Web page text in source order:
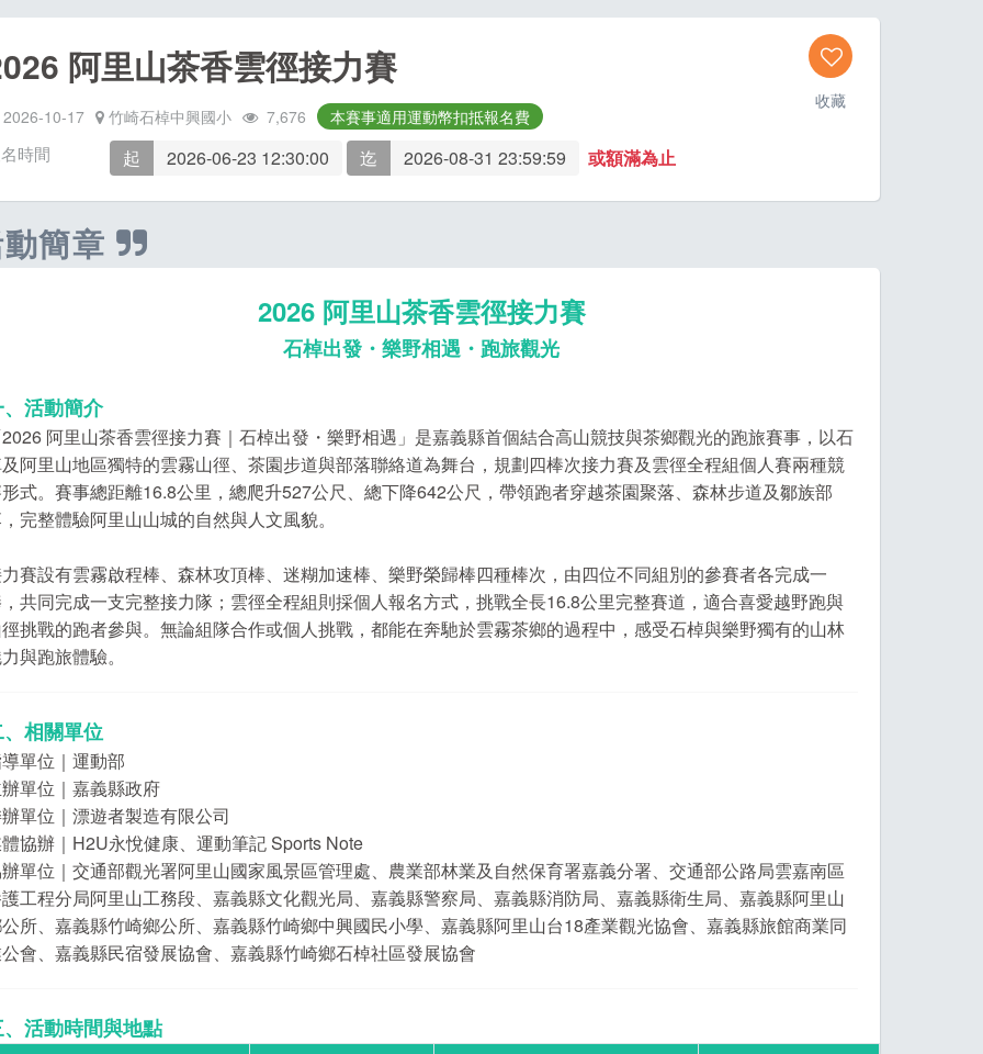
收藏
阿里山茶香雲徑接力賽
2026-10-17 竹崎石棹中興國小 7,676 本賽事適用運動幣扣抵報名費
時間 起 2026-06-23 12:30:00 迄 2026-08-31 23:59:59 或額滿為止
簡章
2026 阿里山茶香雲徑接力賽
石棹出發・樂野相遇・跑旅觀光
活動簡介
阿里山茶香雲徑接力賽｜石棹出發・樂野相遇」是嘉義縣首個結合高山競技與茶鄉觀光的跑旅賽事，以石
阿里山地區獨特的雲霧山徑、茶園步道與部落聯絡道為舞台，規劃四棒次接力賽及雲徑全程組個人賽兩種競
式。賽事總距離16.8公里，總爬升527公尺、總下降642公尺，帶領跑者穿越茶園聚落、森林步道及鄒族部
完整體驗阿里山山城的自然與人文風貌。
賽設有雲霧啟程棒、森林攻頂棒、迷糊加速棒、樂野榮歸棒四種棒次，由四位不同組別的參賽者各完成一
共同完成一支完整接力隊；雲徑全程組則採個人報名方式，挑戰全長16.8公里完整賽道，適合喜愛越野跑與
挑戰的跑者參與。無論組隊合作或個人挑戰，都能在奔馳於雲霧茶鄉的過程中，感受石棹與樂野獨有的山林
與跑旅體驗。
相關單位
單位｜運動部
單位｜嘉義縣政府
單位｜漂遊者製造有限公司
協辦｜H2U永悅健康、運動筆記 Sports Note
單位｜交通部觀光署阿里山國家風景區管理處、農業部林業及自然保育署嘉義分署、交通部公路局雲嘉南區
工程分局阿里山工務段、嘉義縣文化觀光局、嘉義縣警察局、嘉義縣消防局、嘉義縣衛生局、嘉義縣阿里山
所、嘉義縣竹崎鄉公所、嘉義縣竹崎鄉中興國民小學、嘉義縣阿里山台18產業觀光協會、嘉義縣旅館商業同
會、嘉義縣民宿發展協會、嘉義縣竹崎鄉石棹社區發展協會
活動時間與地點